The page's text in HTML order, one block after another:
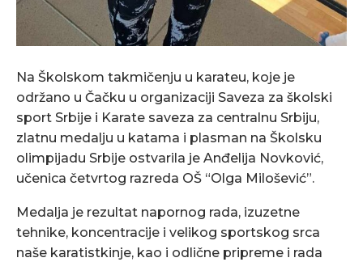
Na Školskom takmičenju u karateu, koje je
održano u Čačku u organizaciji Saveza za školski
sport Srbije i Karate saveza za centralnu Srbiju,
zlatnu medalju u katama i plasman na Školsku
olimpijadu Srbije ostvarila je Anđelija Novković,
učenica četvrtog razreda OŠ “Olga Milošević”.
Medalja je rezultat napornog rada, izuzetne
tehnike, koncentracije i velikog sportskog srca
naše karatistkinje, kao i odlične pripreme i rada